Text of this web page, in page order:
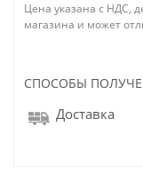
Цена указана с НДС,
магазина и может
СПОСОБЫ
Доставка